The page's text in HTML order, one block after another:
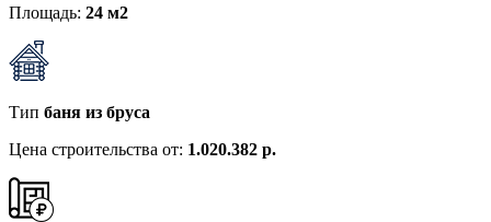
Площадь: 24 м2
Тип баня из бруса
Цена строительства от: 1.020.382 р.